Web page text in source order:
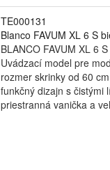
TE000131
Blanco FAVUM XL 6 S
BLANCO FAVUM XL 6
Uvádzací model pre
rozmer skrinky od 60
funkčný dizajn s čistými
priestranná vanička a